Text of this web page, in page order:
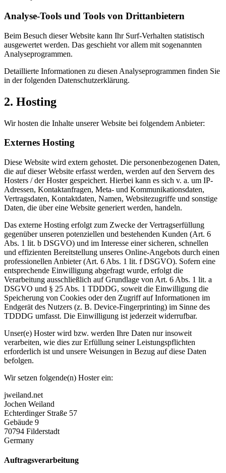
Analyse-Tools und Tools von Dritt­anbietern
Beim Besuch dieser Website kann Ihr Surf-Verhalten statistisch
ausgewertet werden. Das geschieht vor allem mit sogenannten
Analyseprogrammen.
Detaillierte Informationen zu diesen Analyseprogrammen finden Sie
in der folgenden Datenschutzerklärung.
2. Hosting
Wir hosten die Inhalte unserer Website bei folgendem Anbieter:
Externes Hosting
Diese Website wird extern gehostet. Die personenbezogenen Daten,
die auf dieser Website erfasst werden, werden auf den Servern des
Hosters / der Hoster gespeichert. Hierbei kann es sich v. a. um IP-
Adressen, Kontaktanfragen, Meta- und Kommunikationsdaten,
Vertragsdaten, Kontaktdaten, Namen, Websitezugriffe und sonstige
Daten, die über eine Website generiert werden, handeln.
Das externe Hosting erfolgt zum Zwecke der Vertragserfüllung
gegenüber unseren potenziellen und bestehenden Kunden (Art. 6
Abs. 1 lit. b DSGVO) und im Interesse einer sicheren, schnellen
und effizienten Bereitstellung unseres Online-Angebots durch einen
professionellen Anbieter (Art. 6 Abs. 1 lit. f DSGVO). Sofern eine
entsprechende Einwilligung abgefragt wurde, erfolgt die
Verarbeitung ausschließlich auf Grundlage von Art. 6 Abs. 1 lit. a
DSGVO und § 25 Abs. 1 TDDDG, soweit die Einwilligung die
Speicherung von Cookies oder den Zugriff auf Informationen im
Endgerät des Nutzers (z. B. Device-Fingerprinting) im Sinne des
TDDDG umfasst. Die Einwilligung ist jederzeit widerrufbar.
Unser(e) Hoster wird bzw. werden Ihre Daten nur insoweit
verarbeiten, wie dies zur Erfüllung seiner Leistungspflichten
erforderlich ist und unsere Weisungen in Bezug auf diese Daten
befolgen.
Wir setzen folgende(n) Hoster ein:
jweiland.net
Jochen Weiland
Echterdinger Straße 57
Gebäude 9
70794 Filderstadt
Germany
Auftragsverarbeitung